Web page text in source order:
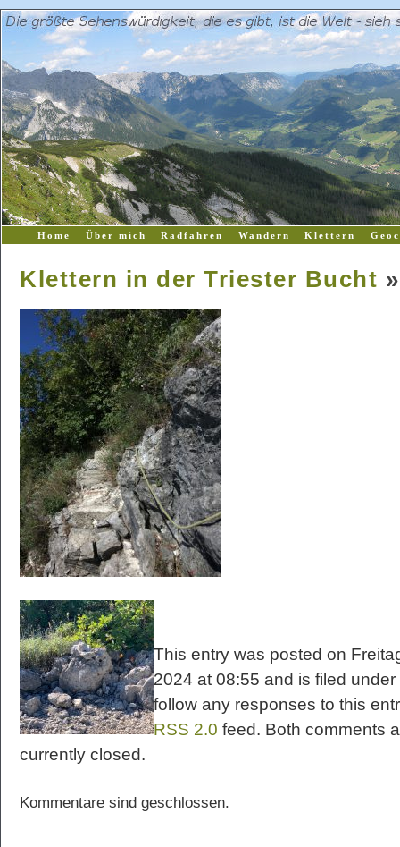
Home Über mich Radfahren Wandern Klettern
Klettern in der Triester Bucht
This entry was posted on
2024 at 08:55 and is filed under
follow any responses to this
RSS 2.0 feed. Both comments
currently closed.
Kommentare sind geschlossen.